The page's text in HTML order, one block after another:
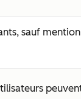
sauf